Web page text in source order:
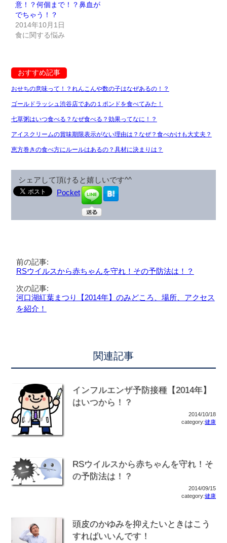
意！？何個まで！？鼻血が
でちゃう！？
2014年10月1日
食に関する悩み
おすすめ記事
おせちの意味って！？れんこんや数の子はなぜあるの！？
ゴールドラッシュ渋谷店であの１ポンドを食べてみた！
七草粥はいつ食べる？なぜ食べる？効果ってなに！？
アイスクリームの賞味期限表示がない理由は？なぜ？食べかけも大丈夫？
恵方巻きの食べ方にルールはあるの？具材に決まりは？
シェアして頂けると嬉しいです^^
Pocket
前の記事:
RSウイルスから赤ちゃんを守れ！その予防法は！？
次の記事:
河口湖紅葉まつり【2014年】のみどころ、場所、アクセス
を紹介！
関連記事
インフルエンザ予防接種【2014年】
はいつから！？
2014/10/18
category:健康
RSウイルスから赤ちゃんを守れ！そ
の予防法は！？
2014/09/15
category:健康
頭皮のかゆみを抑えたいときはこう
すればいいんです！